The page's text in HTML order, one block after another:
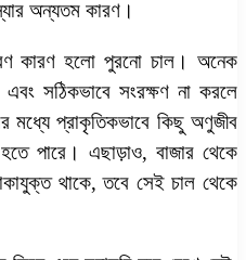
অন্যতম কারণ।
কারণ হলো পুরনো চাল। অনেক
এবং সঠিকভাবে সংরক্ষণ না করলে
মধ্যে প্রাকৃতিকভাবে কিছু অণুজীব
পারে। এছাড়াও, বাজার থেকে
থাকে, তবে সেই চাল থেকে